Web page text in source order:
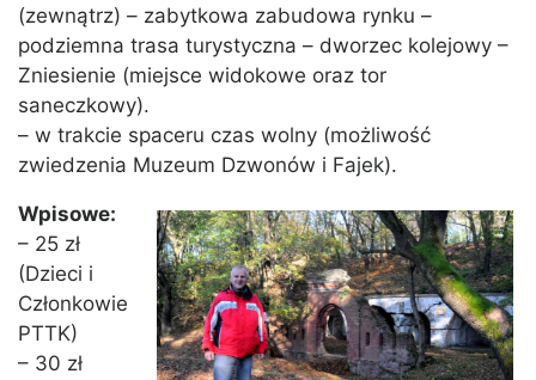
(zewnątrz) – zabytkowa zabudowa rynku –
podziemna trasa turystyczna – dworzec kolejowy –
Zniesienie (miejsce widokowe oraz tor
saneczkowy).
– w trakcie spaceru czas wolny (możliwość
zwiedzenia Muzeum Dzwonów i Fajek).
Wpisowe:
– 25 zł
(Dzieci i
Członkowie
PTTK)
– 30 zł